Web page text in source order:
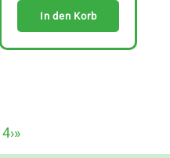
In den Korb
4›»